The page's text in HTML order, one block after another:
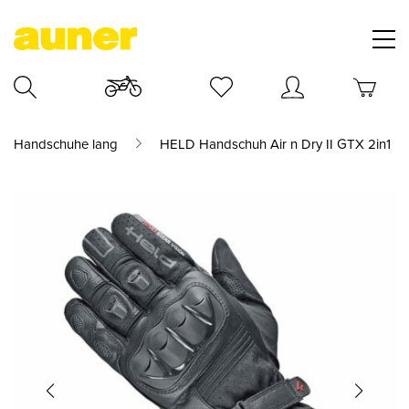
Handschuhe lang HELD Handschuh Air n Dry II GTX 2in1